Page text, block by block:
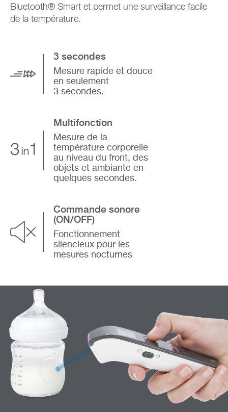
Bluetooth® Smart et permet une surveillance facile
de la température.
3 secondes
Mesure rapide et douce
en seulement
3 secondes.
Multifonction
Mesure de la
température corporelle
au niveau du front, des
objets et ambiante en
quelques secondes.
Commande sonore
(ON/OFF)
Fonctionnement
silencieux pour les
mesures nocturnes